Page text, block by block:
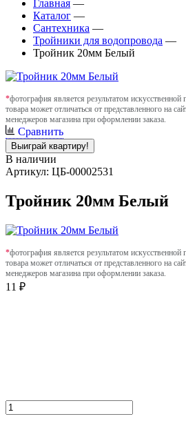
Главная —
Каталог —
Сантехника —
Тройники для водопровода —
Тройник 20мм Белый
*фотография является результатом искусственной
товара может отличаться от представленного на
менеджеров магазина при оформлении заказа.
Сравнить
Выиграй квартиру!
В наличии
Артикул: ЦБ-00002531
Тройник 20мм Белый
*фотография является результатом искусственной
товара может отличаться от представленного на
менеджеров магазина при оформлении заказа.
11 ₽